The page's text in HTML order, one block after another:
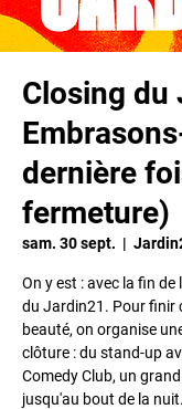
Closing du
dernière
fermeture)
sam. 30 sept.
  |
On y est : avec la fin
du Jardin21. Pour finir
beauté, on organise
clôture : du stand-up
Comedy Club, un
jusqu'au bout de la nuit.